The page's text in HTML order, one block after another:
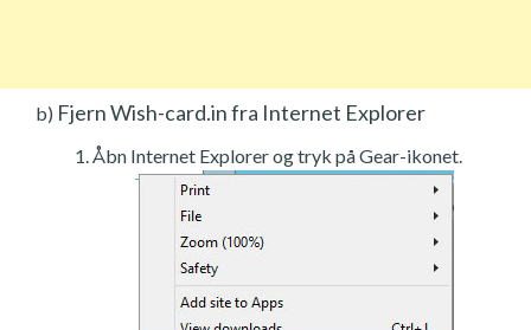
b) Fjern Wish-card.in fra Internet Explorer
Åbn Internet Explorer og tryk på Gear-ikonet.